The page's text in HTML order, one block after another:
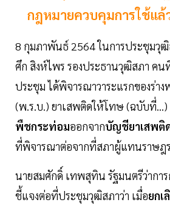
กฎหมายควบคุมการใช้แล้
8 กุมภาพันธ์ 2564 ในการประชุมวุ
ศึก สิงห์ไพร รองประธานวุฒิสภา ค
ประชุม ได้พิจารณาวาระแรกของร่า
(พ.ร.บ.) ยาเสพติดให้โทษ (ฉบับที่...)
พืชกระท่อมออกจากบัญชียาเสพติ
ที่พิจารณาต่อจากที่สภาผู้แทนราษฎ
นายสมศักดิ์ เทพสุทิน รัฐมนตรีว่าการ
ชี้แจงต่อที่ประชุมวุฒิสภาว่า เมื่อยก